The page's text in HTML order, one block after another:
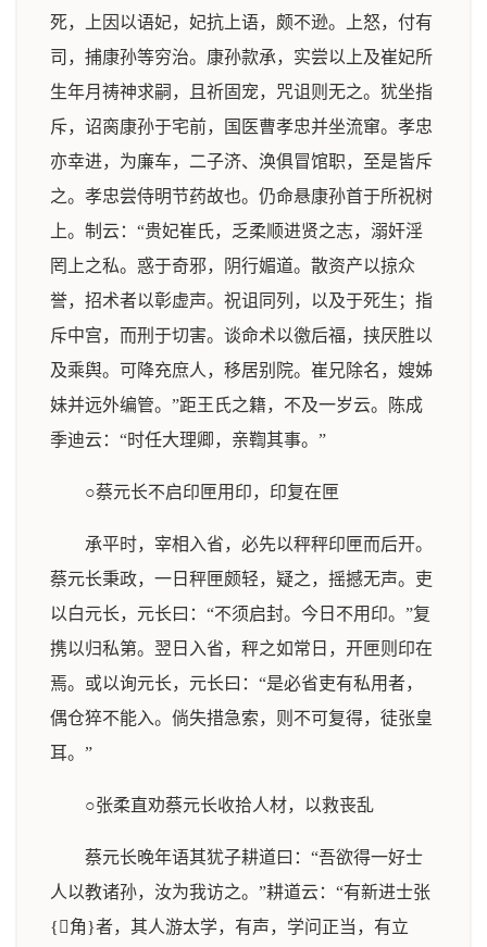
死，上因以语妃，妃抗上语，颇不逊。上怒，付有
司，捕康孙等穷治。康孙款承，实尝以上及崔妃所
生年月祷神求嗣，且祈固宠，咒诅则无之。犹坐指
斥，诏脔康孙于宅前，国医曹孝忠并坐流窜。孝忠
亦幸进，为廉车，二子济、涣俱冒馆职，至是皆斥
之。孝忠尝侍明节药故也。仍命悬康孙首于所祝树
上。制云：“贵妃崔氏，乏柔顺进贤之志，溺奸淫
罔上之私。惑于奇邪，阴行媚道。散资产以掠众
誉，招术者以彰虚声。祝诅同列，以及于死生；指
斥中宫，而刑于切害。谈命术以徼后福，挟厌胜以
及乘舆。可降充庶人，移居别院。崔兄除名，嫂姊
妹并远外编管。”距王氏之籍，不及一岁云。陈成
季迪云：“时任大理卿，亲鞫其事。”
○蔡元长不启印匣用印，印复在匣
承平时，宰相入省，必先以秤秤印匣而后开。
蔡元长秉政，一日秤匣颇轻，疑之，摇撼无声。吏
以白元长，元长曰：“不须启封。今日不用印。”复
携以归私第。翌日入省，秤之如常日，开匣则印在
焉。或以询元长，元长曰：“是必省吏有私用者，
偶仓猝不能入。倘失措急索，则不可复得，徒张皇
耳。”
○张柔直劝蔡元长收拾人材，以救丧乱
蔡元长晚年语其犹子耕道曰：“吾欲得一好士
人以教诸孙，汝为我访之。”耕道云：“有新进士张
{角}者，其人游太学，有声，学问正当，有立